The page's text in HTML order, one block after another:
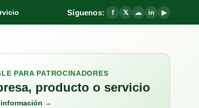
Síguenos: f 𝕏 ☁ in ▶
PARA PATROCINADORES
producto o servicio
información →